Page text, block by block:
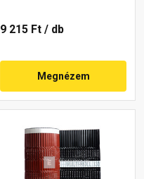
9 215 Ft / db
Megnézem